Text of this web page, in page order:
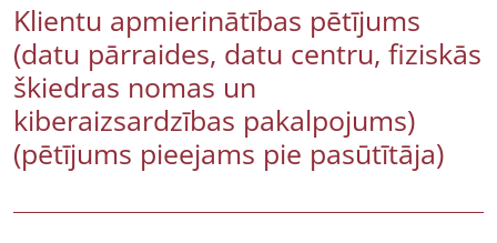
Klientu apmierinātības pētījums
(datu pārraides, datu centru, fiziskās
škiedras nomas un
kiberaizsardzības pakalpojums)
(pētījums pieejams pie pasūtītāja)